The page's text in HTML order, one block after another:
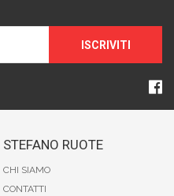
ISCRIVITI
STEFANO RUOTE
CHI SIAMO
CONTATTI